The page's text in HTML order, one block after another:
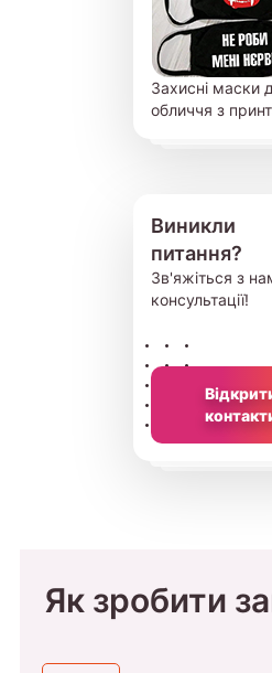
Захисні маски
обличчя з
Виникли
питання?
Зв'яжіться з
консультації!
Як зробити